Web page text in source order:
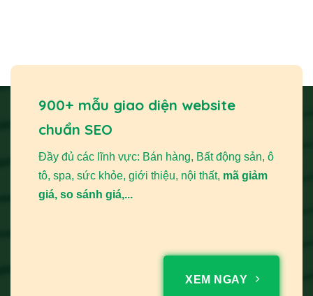
900+ mẫu giao diện website
chuẩn SEO
Đầy đủ các lĩnh vực: Bán hàng, Bất động sản, ô
tô, spa, sức khỏe, giới thiệu, nội thất, mã giảm
giá, so sánh giá,...
XEM NGAY